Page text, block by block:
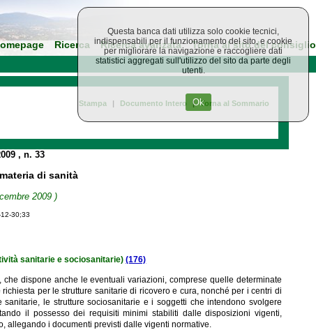
Ricerca Ricerca avanzata Torna al sito del consiglio
Stampa | Documento Intero | Torna al Sommario
, n. 33
di sanità
2009 )
30;33
sanitarie e sociosanitarie)(176)
dispone anche le eventuali variazioni, comprese quelle determinate
per le strutture sanitarie di ricovero e cura, nonché per i centri di
le strutture sociosanitarie e i soggetti che intendono svolgere
il possesso dei requisiti minimi stabiliti dalle disposizioni vigenti,
allegando i documenti previsti dalle vigenti normative.
Questa banca dati utilizza solo cookie tecnici,
indispensabili per il funzionamento del sito, e cookie
per migliorare la navigazione e raccogliere dati
statistici aggregati sull'utilizzo del sito da parte degli
utenti.
Ok